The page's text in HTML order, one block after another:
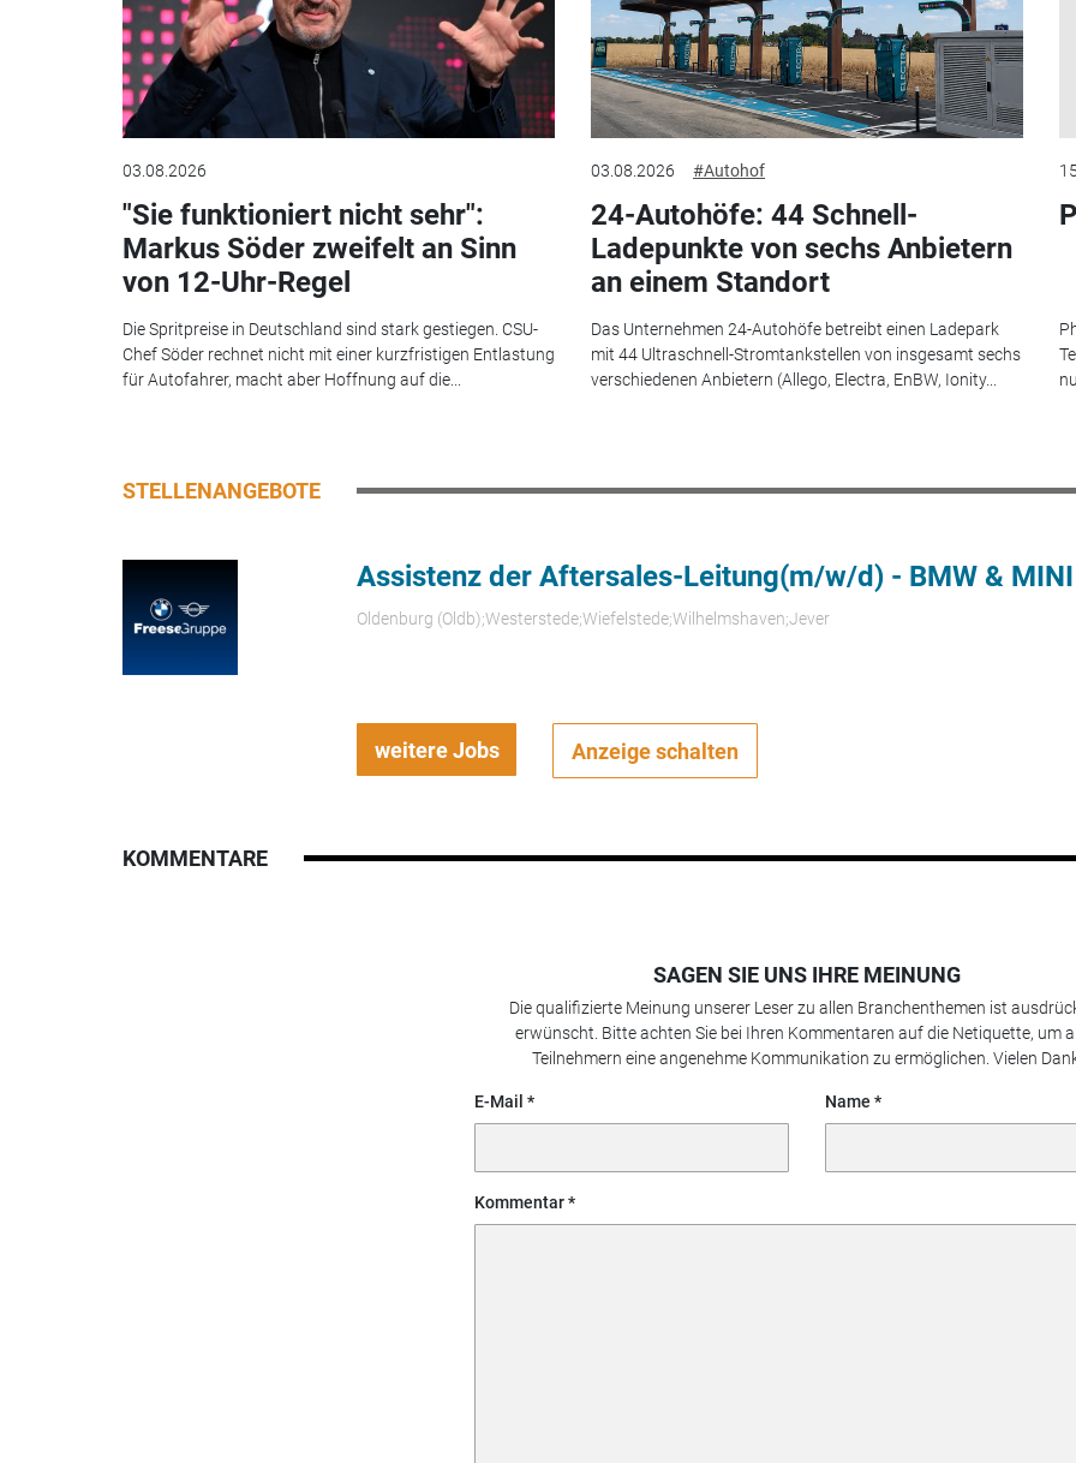
03.08.2026
"Sie funktioniert nicht sehr":
Markus Söder zweifelt an Sinn
von 12-Uhr-Regel
Die Spritpreise in Deutschland sind stark gestiegen. CSU-
Chef Söder rechnet nicht mit einer kurzfristigen Entlastung
für Autofahrer, macht aber Hoffnung auf die...
03.08.2026 #Autohof
24-Autohöfe: 44 Schnell-
Ladepunkte von sechs Anbietern
an einem Standort
Das Unternehmen 24-Autohöfe betreibt einen Ladepark
mit 44 Ultraschnell-Stromtankstellen von insgesamt sechs
verschiedenen Anbietern (Allego, Electra, EnBW, Ionity...
STELLENANGEBOTE
Assistenz der Aftersales-Leitung(m/w/d) - BMW & MINI
Oldenburg (Oldb);Westerstede;Wiefelstede;Wilhelmshaven;Jever
weitere Jobs Anzeige schalten
KOMMENTARE
SAGEN SIE UNS IHRE MEINUNG
Die qualifizierte Meinung unserer Leser zu allen Branchenthemen ist
erwünscht. Bitte achten Sie bei Ihren Kommentaren auf die Netiquette, um
Teilnehmern eine angenehme Kommunikation zu ermöglichen. Vielen
E-Mail Name
Kommentar